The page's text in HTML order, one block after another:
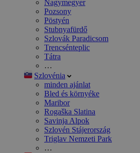
Nagymegyer
Pozsony
Pöstyén
Stubnyafürdő
Szlovák Paradicsom
Trencsénteplic
Tátra
…
Szlovénia
minden ajánlat
Bled és környéke
Maribor
Rogaška Slatina
Savinja Alpok
Szlovén Stájerország
Triglav Nemzeti Park
…